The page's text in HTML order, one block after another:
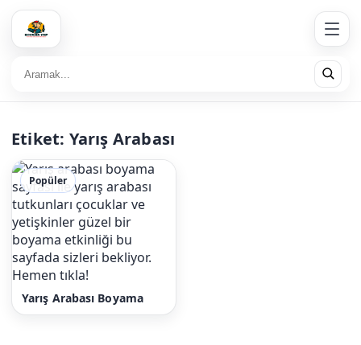
Etiket: Yarış Arabası
Popüler
Yarış Arabası Boyama